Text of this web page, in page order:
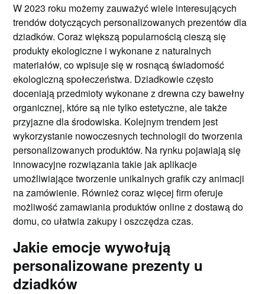
W 2023 roku możemy zauważyć wiele interesujących
trendów dotyczących personalizowanych prezentów dla
dziadków. Coraz większą popularnością cieszą się
produkty ekologiczne i wykonane z naturalnych
materiałów, co wpisuje się w rosnącą świadomość
ekologiczną społeczeństwa. Dziadkowie często
doceniają przedmioty wykonane z drewna czy bawełny
organicznej, które są nie tylko estetyczne, ale także
przyjazne dla środowiska. Kolejnym trendem jest
wykorzystanie nowoczesnych technologii do tworzenia
personalizowanych produktów. Na rynku pojawiają się
innowacyjne rozwiązania takie jak aplikacje
umożliwiające tworzenie unikalnych grafik czy animacji
na zamówienie. Również coraz więcej firm oferuje
możliwość zamawiania produktów online z dostawą do
domu, co ułatwia zakupy i oszczędza czas.
Jakie emocje wywołują
personalizowane prezenty u
dziadków